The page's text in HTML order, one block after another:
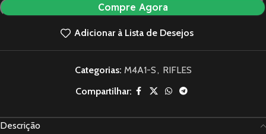
Compre Agora
Adicionar à Lista de Desejos
Categorias: M4A1-S, RIFLES
Compartilhar:
Descrição